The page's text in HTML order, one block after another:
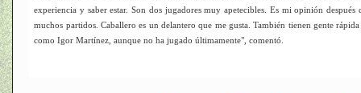
experiencia y saber estar. Son dos jugadores muy apetecibles. Es mi opinión después
muchos partidos. Caballero es un delantero que me gusta. También tienen gente rápida
como Igor Martínez, aunque no ha jugado últimamente", comentó.